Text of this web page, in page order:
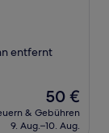
entfernt
Der
Preis
beträgt
50 €
& Gebühren
9. Aug.–10. Aug.